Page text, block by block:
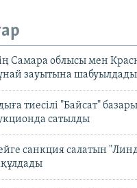
Самара облысы мен
зауытына шабуылдады
тиесілі "Байсат" базары
сатылды
санкция салатын